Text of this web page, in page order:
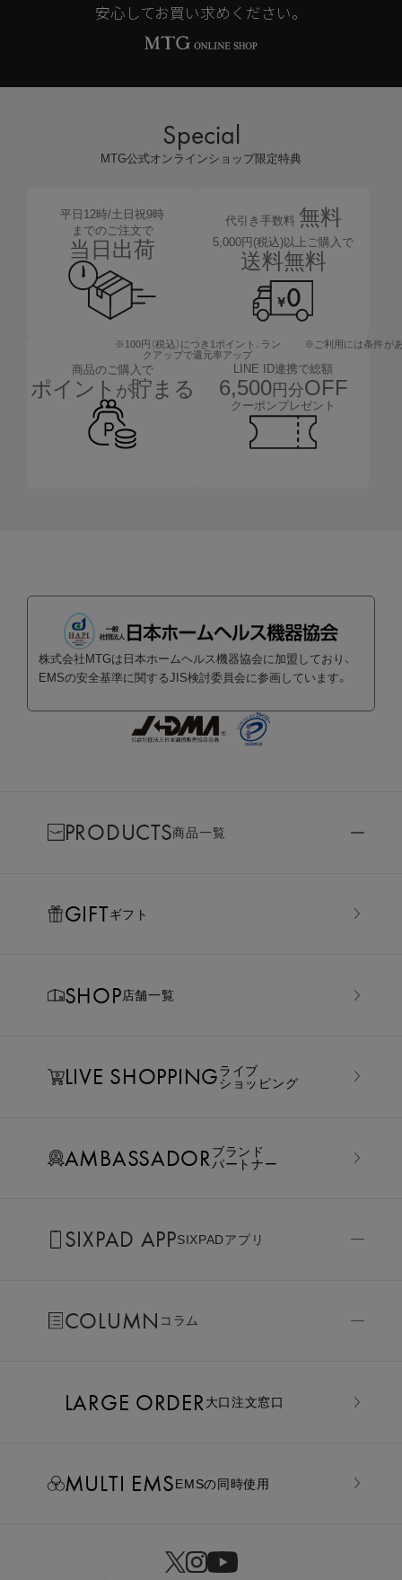
安心してお買い求めください。
Special
MTG公式オンラインショップ限定特典
平日12時/土日祝9時
までのご注文で
当日出荷
代引き手数料 無料
5,000円(税込)以上ご購入で
送料無料
商品のご購入で
ポイント が貯まる
※100円（税込）につき1ポイント、 ラン
クアップで還元率アップ
LINE ID連携で総額
6,500円分OFF
クーポンプレゼント
※ご利用には条件が
株式会社MTGは日本ホームヘルス機器協会に加盟しており、
EMSの安全基準に関するJIS検討委員会に参画しています。
PRODUCTS商品一覧
GIFTギフト
SHOP店舗一覧
LIVE SHOPPINGライブ
ショッピング
AMBASSADORブランド
パートナー
SIXPAD APPSIXPADアプリ
COLUMN コラム
LARGE ORDER⼤⼝注⽂窓⼝
MULTI EMSEMSの同時使用